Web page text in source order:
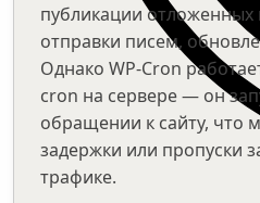
публикации отложенных
отправки писем,
Однако WP-Cron
cron на сервере — он
обращении к сайту, что
задержки или пропуски
трафике.